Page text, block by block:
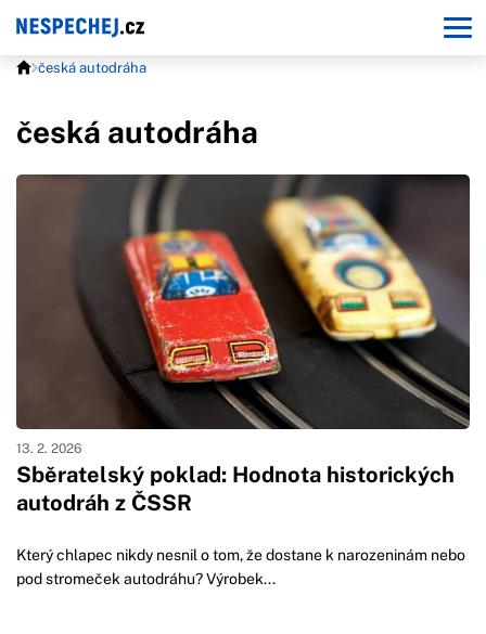
česká autodráha
česká autodráha
Sběratelský poklad: Hodnota historických
autodráh z ČSSR
13. 2. 2026
Který chlapec nikdy nesnil o tom, že dostane k narozeninám nebo
pod stromeček autodráhu? Výrobek...